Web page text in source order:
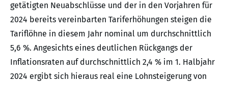
getätigten Neuabschlüsse und der in den Vorjahren für
2024 bereits vereinbarten Tariferhöhungen steigen die
Tariflöhne in diesem Jahr nominal um durchschnittlich
5,6 %. Angesichts eines deutlichen Rückgangs der
Inflationsraten auf durchschnittlich 2,4 % im 1. Halbjahr
2024 ergibt sich hieraus real eine Lohnsteigerung von